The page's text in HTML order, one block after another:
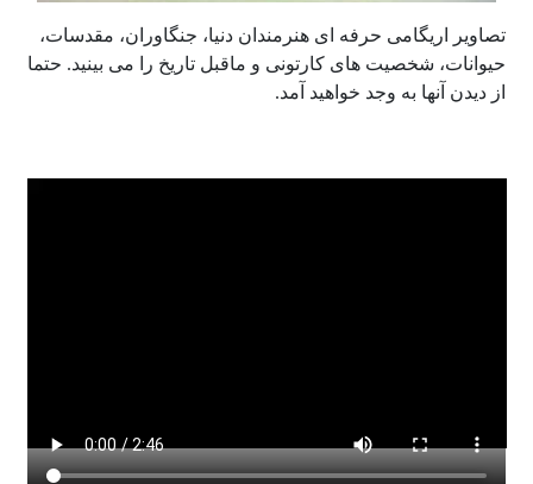
تصاویر اریگامی حرفه ای هنرمندان دنیا، جنگاوران، مقدسات،
حیوانات، شخصیت های کارتونی و ماقبل تاریخ را می بینید. حتما
از دیدن آنها به وجد خواهید آمد.